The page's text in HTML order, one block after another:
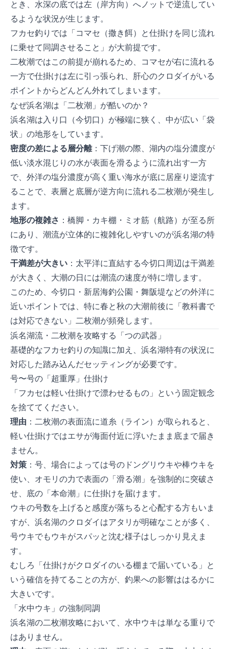
とき、水深3mの底では左（岸方向）へ2ノットで逆流してい
るような状況が生じます。
フカセ釣りでは「コマセ（撒き餌）と仕掛けを同じ流れ
に乗せて同調させること」が大前提です。
二枚潮ではこの前提が崩れるため、コマセが右に流れる
一方で仕掛けは左に引っ張られ、肝心のクロダイがいる
ポイントからどんどん外れてしまいます。
なぜ浜名湖は「二枚潮」が酷いのか？
浜名湖は入り口（今切口）が極端に狭く、中が広い「袋
状」の地形をしています。
密度の差による層分離：下げ潮の際、湖内の塩分濃度が
低い淡水混じりの水が表面を滑るように流れ出す一方
で、外洋の塩分濃度が高く重い海水が底に居座り逆流す
ることで、表層と底層が逆方向に流れる二枚潮が発生し
ます。
地形の複雑さ ：橋脚・カキ棚・ミオ筋（航路）が至る所
にあり、潮流が立体的に複雑化しやすいのが浜名湖の特
徴です。
干満差が大きい ：太平洋に直結する今切口周辺は干満差
が大きく、大潮の日には潮流の速度が特に増します。
このため、今切口・新居海釣公園・舞阪堤などの外洋に
近いポイントでは、特に春と秋の大潮前後に「教科書で
は対応できない」二枚潮が頻発します。
浜名湖流・二枚潮を攻略する「3つの武器」
基礎的なフカセ釣りの知識に加え、浜名湖特有の状況に
対応した踏み込んだセッティングが必要です。
1. 1号〜2号の「超重厚」仕掛け
「フカセは軽い仕掛けで漂わせるもの」という固定観念
を捨ててください。
理由 ：二枚潮の表面流に道糸（ライン）が取られると、
軽い仕掛けではエサが海面付近に浮いたまま底まで届き
ません。
対策 ：1号、場合によっては2号のドングリウキや棒ウキを
使い、オモリの力で表面の「滑る潮」を強制的に突破さ
せ、底の「本命潮」に仕掛けを届けます。
ウキの号数を上げると感度が落ちると心配する方もいま
すが、浜名湖のクロダイはアタリが明確なことが多く、1
号ウキでもウキがスパッと沈む様子はしっかり見えま
す。
むしろ「仕掛けがクロダイのいる棚まで届いている」と
いう確信を持てることの方が、釣果への影響ははるかに
大きいです。
2. 「水中ウキ」の強制同調
浜名湖の二枚潮攻略において、水中ウキは単なる重りで
はありません。